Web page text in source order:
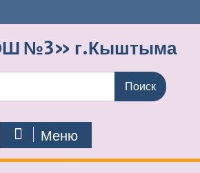
№3» г.Кыштыма
Меню